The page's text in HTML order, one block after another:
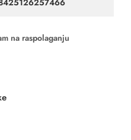
na raspolaganju